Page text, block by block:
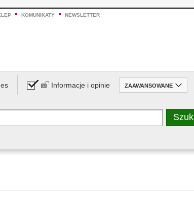
KOMUNIKATY NEWSLETTER
Informacje i opinie ZAAWANSOWANE